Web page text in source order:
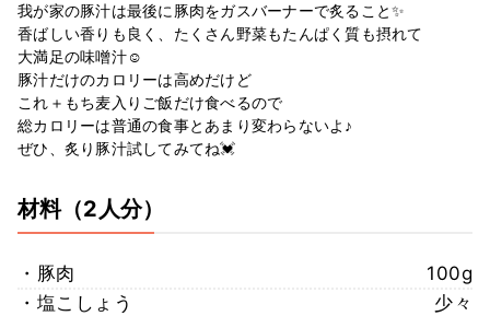
我が家の豚汁は最後に豚肉をガスバーナーで炙ること✨
香ばしい香りも良く、たくさん野菜もたんぱく質も摂れて
大満足の味噌汁☺️
豚汁だけのカロリーは高めだけど
これ＋もち麦入りご飯だけ食べるので
総カロリーは普通の食事とあまり変わらないよ♪
ぜひ、炙り豚汁試してみてね💓
材料（2人分）
・豚肉
100g
・塩こしょう
少々